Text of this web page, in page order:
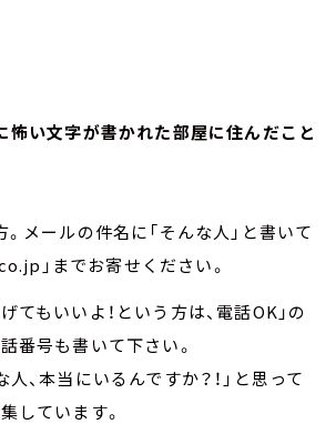
怖い文字が書かれた部屋に住んだこと
。メールの件名に「そんな人」と書いて
」までお寄せください。
もいいよ！という方は、電話OK」の
番号も書いて下さい。
、本当にいるんですか？！」と思って
しています。